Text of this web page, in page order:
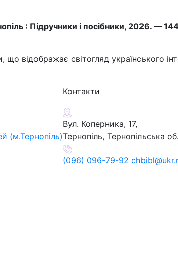
: Підручники і посібники, 2026. —
відображає світогляд українського
(м.Тернопіль)
Контакти
Вул. Коперника, 17,
Тернопіль, Тернопільська
(096) 096-79-92